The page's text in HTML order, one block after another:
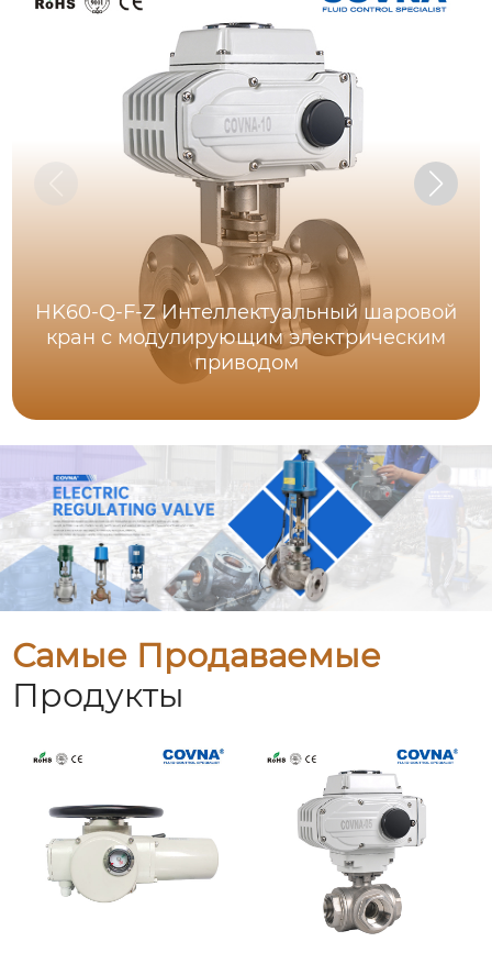
HK60-Q-F-Z Интеллектуальный шаровой
кран с модулирующим электрическим
приводом
Самые Продаваемые
Продукты